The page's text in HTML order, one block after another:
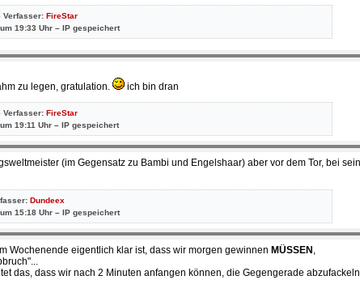
Verfasser: FireStar
19:33 Uhr – IP gespeichert
zu legen, gratulation.
ich bin dran
Verfasser: FireStar
19:11 Uhr – IP gespeichert
(im Gegensatz zu Bambi und Engelshaar) aber vor dem Tor, bei
Dundeex
15:18 Uhr – IP gespeichert
Wochenende eigentlich klar ist, dass wir morgen gewinnen MÜSSEN ,
das, dass wir nach 2 Minuten anfangen können, die Gegengerade